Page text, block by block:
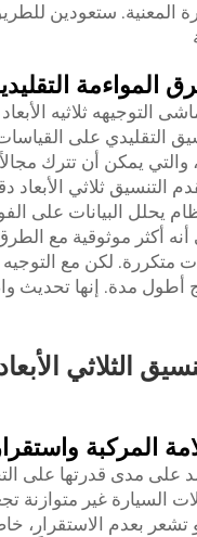
المعنية. ستعودين
المواءمة
التوجيهه ثلاثيه
التقليدي على
والتي يمكن أن تترك
التنسيق ثلاثي الأبعاد
يحلل البيانات على
أنه أكثر موثوقية مع الطرق
متكررة. لكن مع التوجيه
أطول مدة. إنها تحديث
الثلاثي
المركبة
على مدى قدرتها على
السيارة غير متوازنة
بعدم الاستقرار،